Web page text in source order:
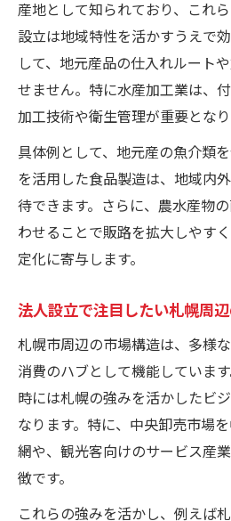
地元市場を活用した法
ウ
法人設立に役立つ競合
農産物や水産物で新たな法
例
市場動向を踏まえた法
法
法人設立に有効な農水
法
地域資源を生かした法
法人設立時に考慮すべ
課題
市場に強みを持つ当別町の
当別町で法人設立が
の強み
解説
産地として知られており、これ
設立は地域特性を活かすうえで
して、地元産品の仕入れルート
せません。特に水産加工業は、
加工技術や衛生管理が重要となり
具体例として、地元産の魚介類
を活用した食品製造は、地域内
待できます。さらに、農水産物
わせることで販路を拡大しやす
定化に寄与します。
法人設立で注目したい札幌周
札幌市周辺の市場構造は、多様
消費のハブとして機能していま
時には札幌の強みを活かしたビ
なります。特に、中央卸売市場
網や、観光客向けのサービス産
徴です。
これらの強みを活かし、例えば